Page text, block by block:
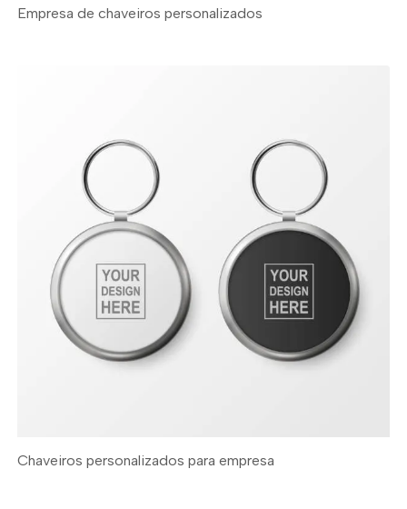
Empresa de chaveiros personalizados
Chaveiros personalizados para empresa